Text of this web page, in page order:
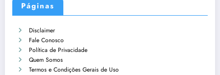
Páginas
Disclaimer
Fale Conosco
Política de Privacidade
Quem Somos
Termos e Condições Gerais de Uso